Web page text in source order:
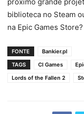
biblioteca no Steam
na Epic Games Store?
FONTE
Bankier.pl
TAGS
CI Games
Lords of the Fallen 2